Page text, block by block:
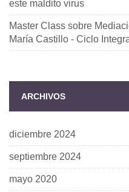
este maldito virus
Master Class sobre
María Castillo - Ciclo
ARCHIVOS
diciembre 2024
septiembre 2024
mayo 2020